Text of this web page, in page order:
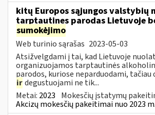
kitų Europos sąjungos valstybių
tarptautines parodas Lietuvoje
sumokėjimo
Web turinio sąrašas 2023-05-03
Atsižvelgdami į tai, kad Lietuvoje
organizuojamos tarptautinės
parodos, kuriose neparduodami,
irdegustuojami ne tik...
Metai: 2023 Mokesčių įstatymų
Akcizų mokesčių pakeitimai nuo 2023 m.